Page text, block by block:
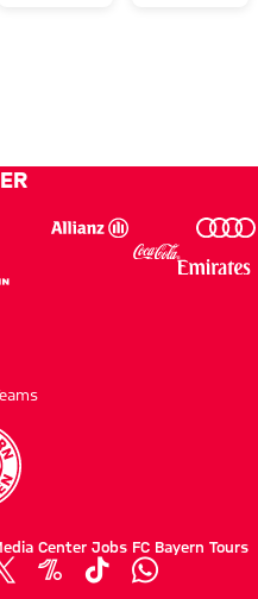
gegen
Center Jobs FC Bayern Tours